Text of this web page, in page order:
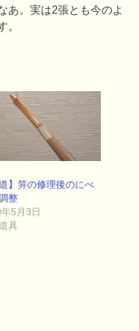
あ。実は2張とも今のよ
。
道】笄の修理後のにべ
整
5月3日
具